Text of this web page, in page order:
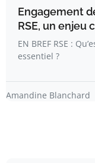
Engagement
RSE, un enjeu
EN BREF RSE :
essentiel ?
Amandine Blanchard